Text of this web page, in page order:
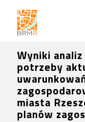
Wyniki
potrzeby
miasta
planów